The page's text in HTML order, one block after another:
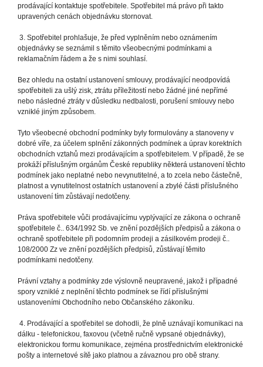
prodávající kontaktuje spotřebitele. Spotřebitel má právo při takto
upravených cenách objednávku stornovat.
3. Spotřebitel prohlašuje, že před vyplněním nebo oznámením
objednávky se seznámil s těmito všeobecnými podmínkami a
reklamačním řádem a že s nimi souhlasí.
Bez ohledu na ostatní ustanovení smlouvy, prodávající neodpovídá
spotřebiteli za ušlý zisk, ztrátu příležitostí nebo žádné jiné nepřímé
nebo následné ztráty v důsledku nedbalosti, porušení smlouvy nebo
vzniklé jiným způsobem.
Tyto všeobecné obchodní podmínky byly formulovány a stanoveny v
dobré víře, za účelem splnění zákonných podmínek a úprav korektních
obchodních vztahů mezi prodávajícím a spotřebitelem. V případě, že se
prokáží příslušným orgánům České republiky některá ustanovení těchto
podmínek jako neplatné nebo nevynutitelné, a to zcela nebo částečně,
platnost a vynutitelnost ostatních ustanovení a zbylé části příslušného
ustanovení tím zůstávají nedotčeny.
Práva spotřebitele vůči prodávajícímu vyplývající ze zákona o ochraně
spotřebitele č.. 634/1992 Sb. ve znění pozdějších předpisů a zákona o
ochraně spotřebitele při podomním prodeji a zásilkovém prodeji č..
108/2000 Zz ve znění pozdějších předpisů, zůstávají těmito
podmínkami nedotčeny.
Právní vztahy a podmínky zde výslovně neupravené, jakož i případné
spory vzniklé z neplnění těchto podmínek se řídí příslušnými
ustanoveními Obchodního nebo Občanského zákoníku.
4. Prodávající a spotřebitel se dohodli, že plně uznávají komunikaci na
dálku - telefonickou, faxovou (včetně ručně vypsané objednávky),
elektronickou formu komunikace, zejména prostřednictvím elektronické
pošty a internetové sítě jako platnou a závaznou pro obě strany.